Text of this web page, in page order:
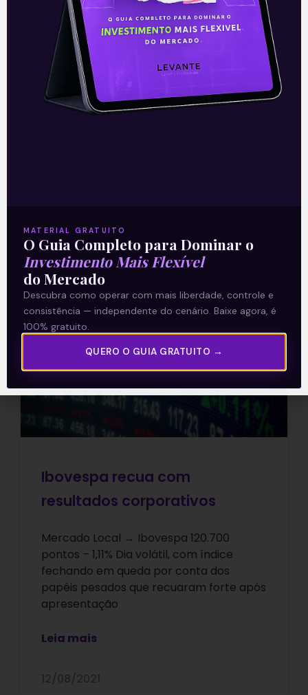
SulAmérica faz proposta pela
HB Saúde
31/08/2021
Ibovespa recua com
resultados corporativos
Mercado Local → Ibovespa 120.700
pontos – 1,11% Dia volátil, com índice
fechando em queda por conta dos
papéis pesados que recuaram forte após
apresentação
Leia mais
MATERIAL GRATUITO
O Guia Completo para Dominar o
Investimento Mais Flexível
do Mercado
Descubra como operar com mais liberdade, controle e
consistência — independente do cenário. Baixe agora, é
100% gratuito.
QUERO O GUIA GRATUITO →